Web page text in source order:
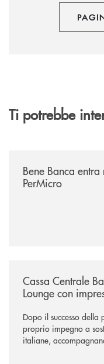
Ti potrebbe
Bene Banca
PerMicro
Cassa Centrale
Lounge con
Dopo il successo
proprio impegno a
italiane,